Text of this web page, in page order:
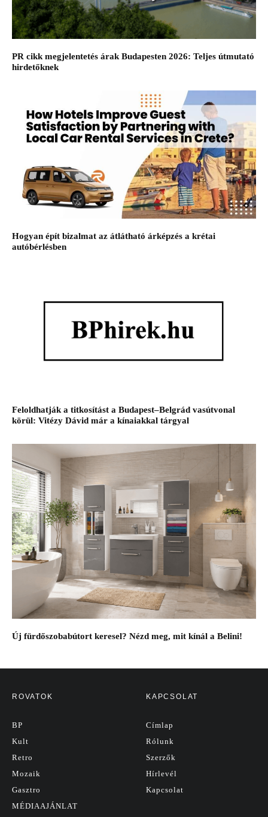
PR cikk megjelentetés árak Budapesten 2026: Teljes útmutató
hirdetőknek
Hogyan épít bizalmat az átlátható árképzés a krétai
autóbérlésben
Feloldhatják a titkosítást a Budapest–Belgrád vasútvonal
körül: Vitézy Dávid már a kínaiakkal tárgyal
Új fürdőszobabútort keresel? Nézd meg, mit kínál a Belini!
ROVATOK
BP
Kult
Retro
Mozaik
Gasztro
MÉDIAAJÁNLAT
KAPCSOLAT
Címlap
Rólunk
Szerzők
Hírlevél
Kapcsolat